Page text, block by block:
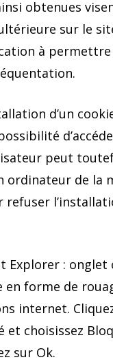
obtenues
sur le
à permettre
d’un
peut
ordinateur de la
refuser
Explorer : onglet
forme de
internet.
et choisissez
sur Ok.